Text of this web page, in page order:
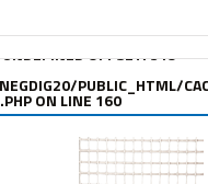
OFFSET: 319
PUBLIC_HTML/
ON LINE 160